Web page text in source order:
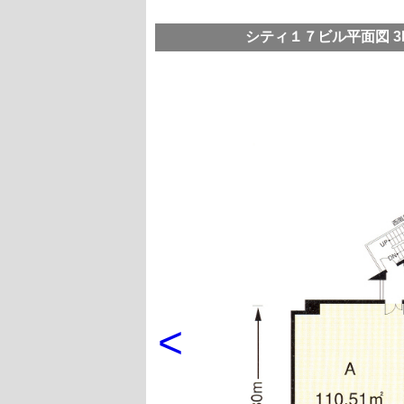
シティ１７ビル平面図
<